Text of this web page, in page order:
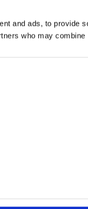
and ads, to provide
who may